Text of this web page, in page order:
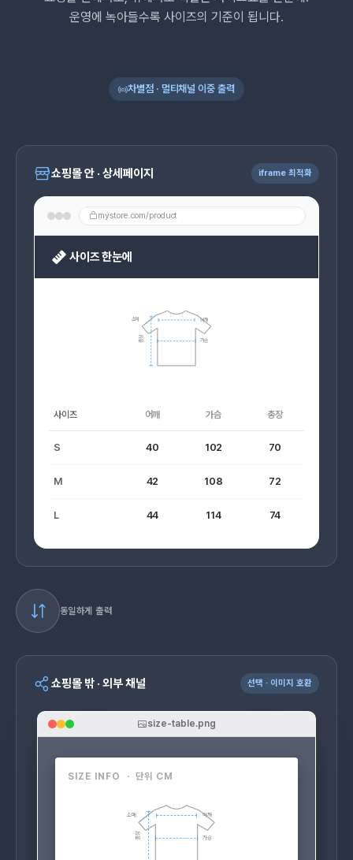
운영에 녹아들수록 사이즈의 기준이 됩니다.
차별점 · 멀티채널 이중 출력
쇼핑몰 안 · 상세페이지 iframe 최적화
mystore.com/product
사이즈 한눈에
어깨
가슴
총장
소매
사이즈 어깨 가슴 총장
S 40 102 70
M 42 108 72
L 44 114 74
동일하게 출력
쇼핑몰 밖 · 외부 채널 선택 · 이미지 호환
size-table.png
SIZE INFO · 단위 CM
어깨
가슴
총장
소매